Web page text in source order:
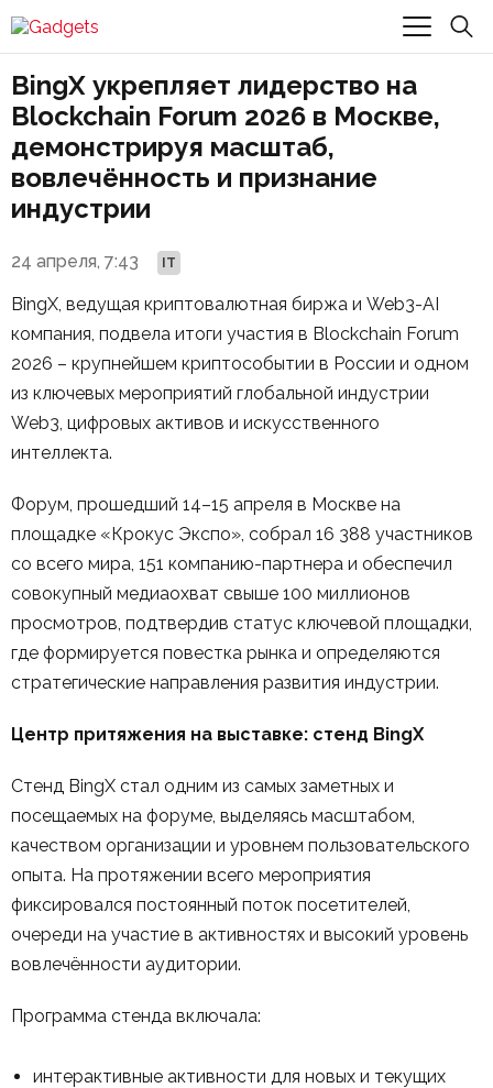
BingX укрепляет лидерство на
Blockchain Forum 2026 в Москве,
демонстрируя масштаб,
вовлечённость и признание
индустрии
24 апреля, 7:43 IT
BingX, ведущая криптовалютная биржа и Web3-AI
компания, подвела итоги участия в Blockchain Forum
2026 – крупнейшем криптособытии в России и одном
из ключевых мероприятий глобальной индустрии
Web3, цифровых активов и искусственного
интеллекта.
Форум, прошедший 14–15 апреля в Москве на
площадке «Крокус Экспо», собрал 16 388 участников
со всего мира, 151 компанию-партнера и обеспечил
совокупный медиаохват свыше 100 миллионов
просмотров, подтвердив статус ключевой площадки,
где формируется повестка рынка и определяются
стратегические направления развития индустрии.
Центр притяжения на выставке: стенд BingX
Стенд BingX стал одним из самых заметных и
посещаемых на форуме, выделяясь масштабом,
качеством организации и уровнем пользовательского
опыта. На протяжении всего мероприятия
фиксировался постоянный поток посетителей,
очереди на участие в активностях и высокий уровень
вовлечённости аудитории.
Программа стенда включала:
интерактивные активности для новых и текущих